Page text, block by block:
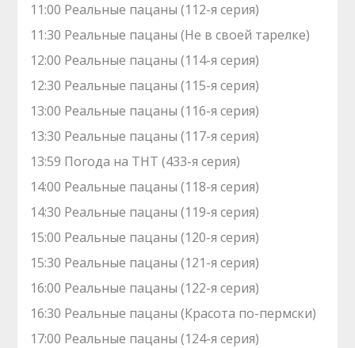
11:00 Реальные пацаны (112-я серия)
11:30 Реальные пацаны (Не в своей тарелке)
12:00 Реальные пацаны (114-я серия)
12:30 Реальные пацаны (115-я серия)
13:00 Реальные пацаны (116-я серия)
13:30 Реальные пацаны (117-я серия)
13:59 Погода на ТНТ (433-я серия)
14:00 Реальные пацаны (118-я серия)
14:30 Реальные пацаны (119-я серия)
15:00 Реальные пацаны (120-я серия)
15:30 Реальные пацаны (121-я серия)
16:00 Реальные пацаны (122-я серия)
16:30 Реальные пацаны (Красота по-пермски)
17:00 Реальные пацаны (124-я серия)